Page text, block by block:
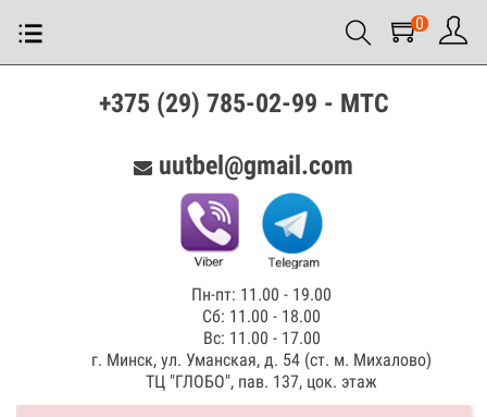
0
+375 (29) 785-02-99 - МТС
uutbel@gmail.com
Пн-пт: 11.00 - 19.00
Сб: 11.00 - 18.00
Вс: 11.00 - 17.00
г. Минск, ул. Уманская, д. 54 (ст. м. Михалово)
ТЦ "ГЛОБО", пав. 137, цок. этаж